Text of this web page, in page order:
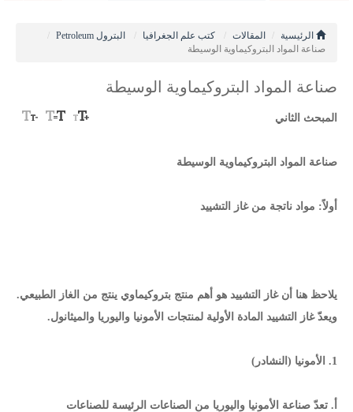
الرئيسية المقالات كتب علم الجغرافيا
البترول Petroleum
صناعة المواد البتروكيماوية الوسيطة
صناعة المواد البتروكيماوية الوسيطة
المبحث الثاني
صناعة المواد البتروكيماوية الوسيطة
أولاً: مواد ناتجة من غاز التشييد
يلاحظ هنا أن غاز التشييد هو أهم منتج بتروكيماوي ينتج من الغاز الطبيعي.
ويعدّ غاز التشييد المادة الأولية لمنتجات الأمونيا واليوريا والميثانول.
1. الأمونيا (النشادر)
أ. تعدّ صناعة الأمونيا واليوريا من الصناعات الرئيسة للصناعات